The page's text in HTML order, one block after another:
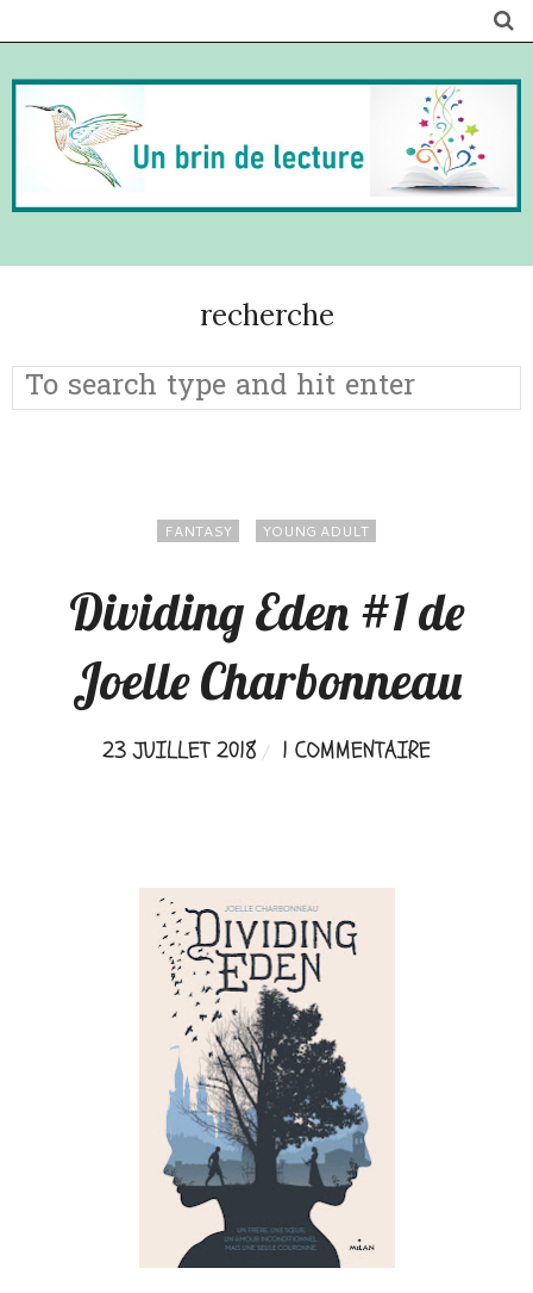
recherche
FANTASY YOUNG ADULT
Dividing Eden #1 de
Joelle Charbonneau
23 JUILLET 2018 1 COMMENTAIRE